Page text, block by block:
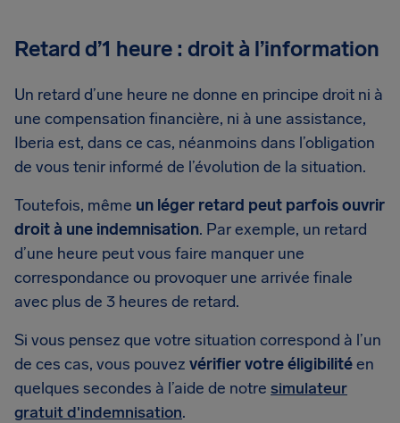
Retard d’1 heure : droit à l’information
Un retard d’une heure ne donne en principe droit ni à
une compensation financière, ni à une assistance,
Iberia est, dans ce cas, néanmoins dans l’obligation
de vous tenir informé de l’évolution de la situation.
Toutefois, même un léger retard peut parfois ouvrir
droit à une indemnisation. Par exemple, un retard
d’une heure peut vous faire manquer une
correspondance ou provoquer une arrivée finale
avec plus de 3 heures de retard.
Si vous pensez que votre situation correspond à l’un
de ces cas, vous pouvez vérifier votre éligibilitéen
quelques secondes à l’aide de notre simulateur
gratuit d'indemnisation.